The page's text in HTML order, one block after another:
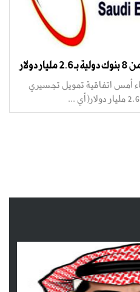
أمس اتفاقية تمويل تجسيري